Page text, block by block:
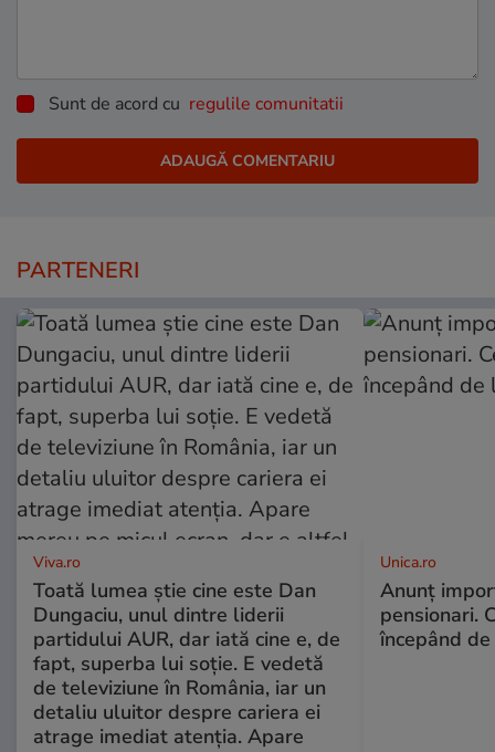
Sunt de acord cu regulile comunitatii
PARTENERI
Viva.ro
Toată lumea știe cine este Dan
Dungaciu, unul dintre liderii
partidului AUR, dar iată cine e, de
fapt, superba lui soție. E vedetă
de televiziune în România, iar un
detaliu uluitor despre cariera ei
atrage imediat atenția. Apare
Unica.ro
Anunț
pensionari.
începând